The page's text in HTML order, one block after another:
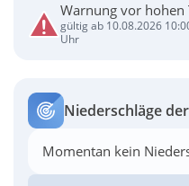
Warnung vor hohen
gültig ab 10.08.2026
Uhr
Niederschläge
Momentan kein